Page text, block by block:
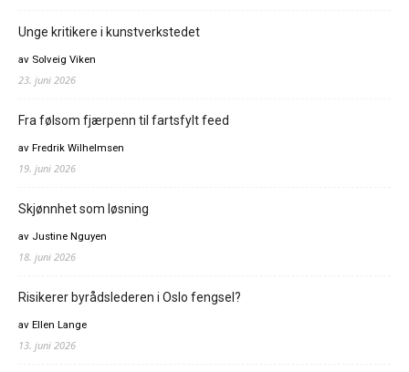
Unge kritikere i kunstverkstedet
av Solveig Viken
23. juni 2026
Fra følsom fjærpenn til fartsfylt feed
av Fredrik Wilhelmsen
19. juni 2026
Skjønnhet som løsning
av Justine Nguyen
18. juni 2026
Risikerer byrådslederen i Oslo fengsel?
av Ellen Lange
13. juni 2026